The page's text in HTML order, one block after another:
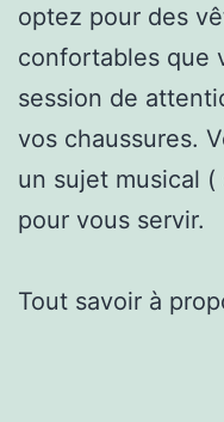
optez pour des
confortables que
session de
vos chaussures.
un sujet musical
pour vous servir.
Tout savoir à